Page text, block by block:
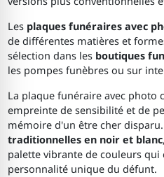
Les plaques funéraires avec
de différentes matières et
sélection dans les boutiques
les pompes funèbres ou sur
La plaque funéraire avec photo
empreinte de sensibilité et de
mémoire d'un être cher
traditionnelles en noir et blanc
palette vibrante de couleurs
personnalité unique du défunt.